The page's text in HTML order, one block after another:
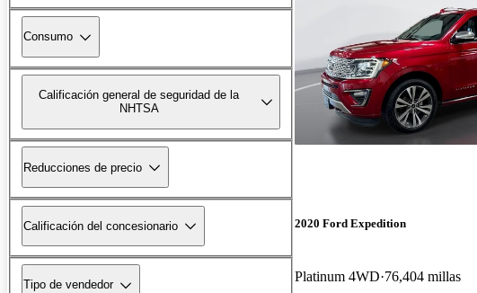
Consumo
Calificación general de seguridad de la
NHTSA
Reducciones de precio
Calificación del concesionario
Tipo de vendedor
2020 Ford Expedition
Platinum 4WD 76,404 millas